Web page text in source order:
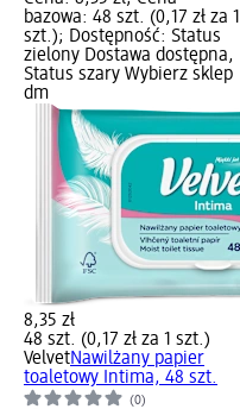
bazowa: 48 szt. (0,17 zł za 1
szt.); Dostępność: Status
zielony Dostawa dostępna,
Status szary Wybierz sklep
dm
8,35 zł
48 szt. (0,17 zł za 1 szt.)
VelvetNawilżany papier
toaletowy Intima, 48 szt.
(0)